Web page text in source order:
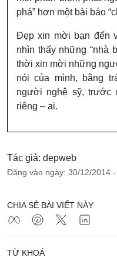
phá” hơn một bài báo
Đẹp xin mời bạn đến
nhìn thấy những “nhà
thời xin mời những
nói của mình, bằng
người nghệ sỹ, trước
riêng – ai.
Tác giả: depweb
Đăng vào ngày: 30/12/2014
CHIA SẺ BÀI VIẾT NÀY
TỪ KHOÁ